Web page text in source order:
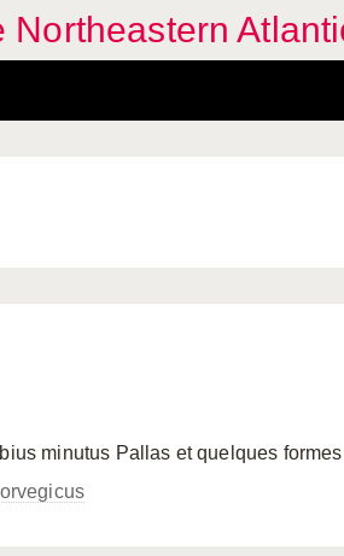
Northeastern
minutus Pallas et quelques